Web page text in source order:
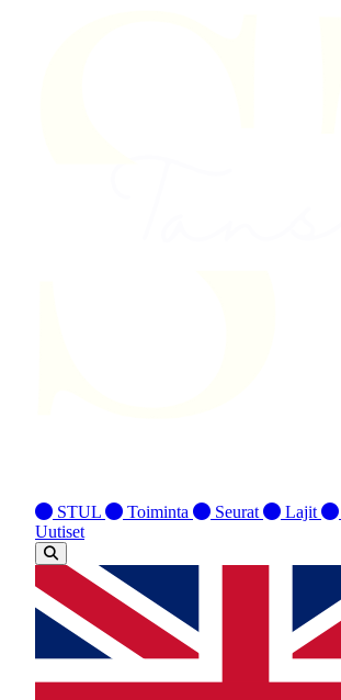
STUL Toiminta Seurat Lajit
Uutiset